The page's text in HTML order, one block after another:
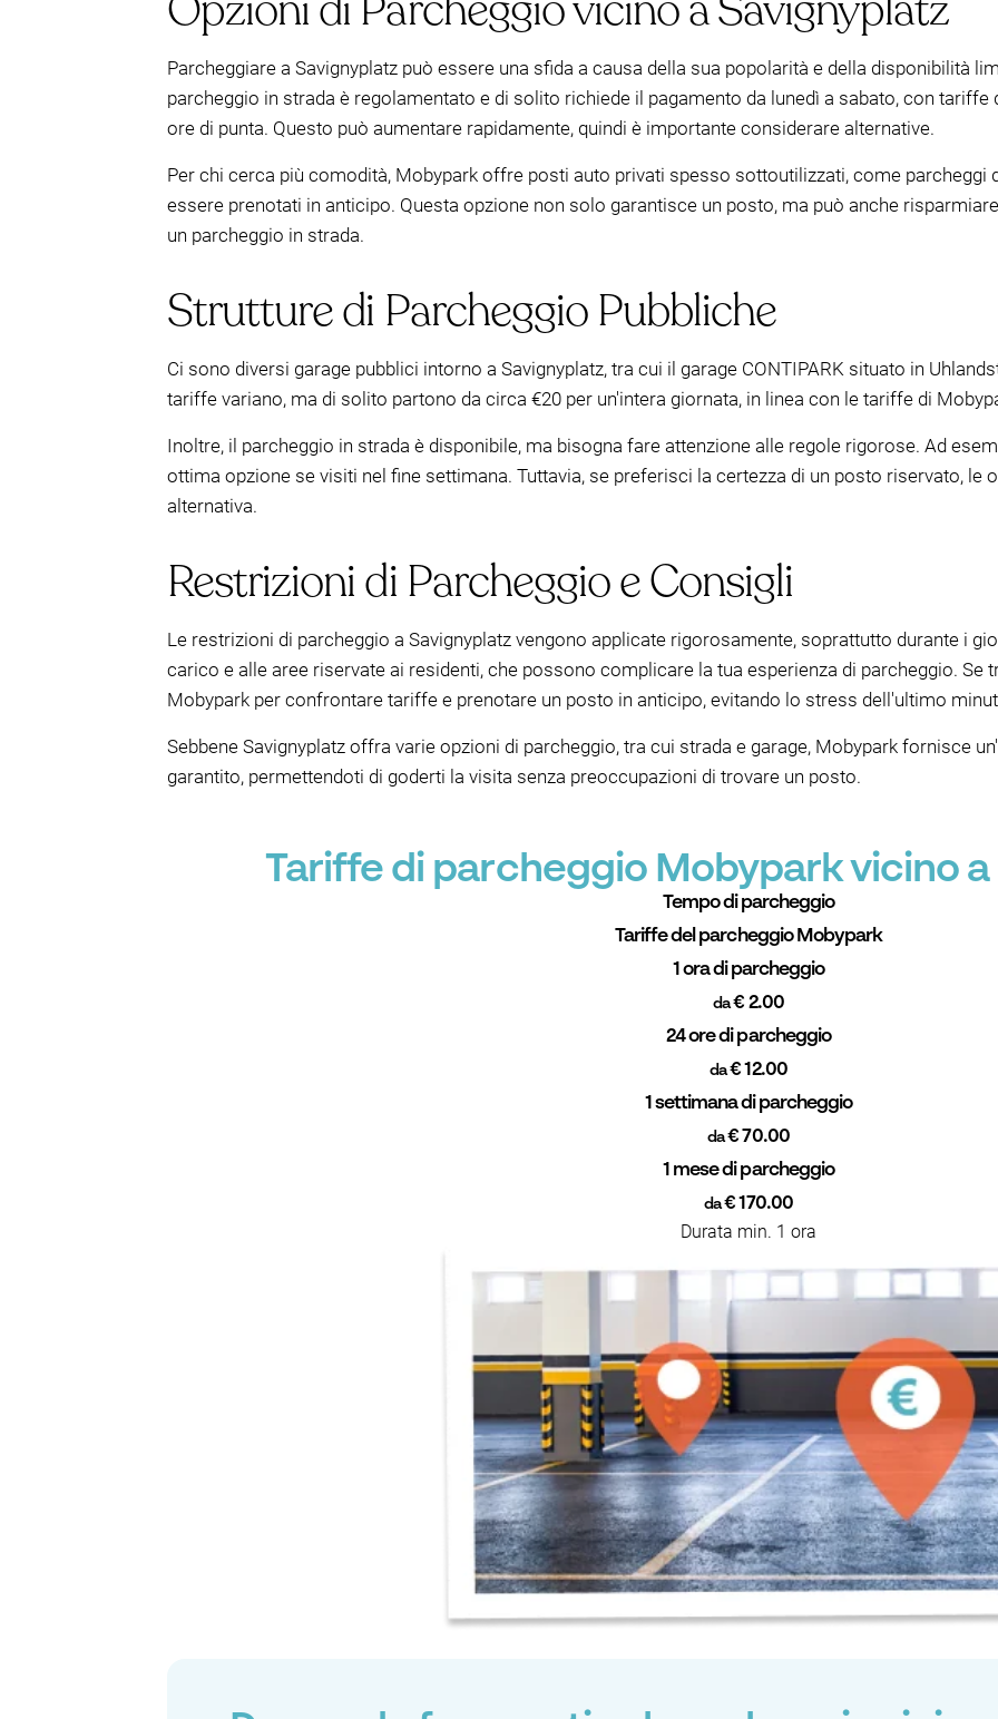
Parcheggiare a Savignyplatz può essere una sfida a causa della sua popolarità e della disponibilità
parcheggio in strada è regolamentato e di solito richiede il pagamento da lunedì a sabato, con tariffe
ore di punta. Questo può aumentare rapidamente, quindi è importante considerare alternative.
Per chi cerca più comodità, Mobypark offre posti auto privati spesso sottoutilizzati, come parcheggi
essere prenotati in anticipo. Questa opzione non solo garantisce un posto, ma può anche
un parcheggio in strada.
Strutture di Parcheggio Pubbliche
Ci sono diversi garage pubblici intorno a Savignyplatz, tra cui il garage CONTIPARK situato in
tariffe variano, ma di solito partono da circa €20 per un'intera giornata, in linea con le tariffe di
Inoltre, il parcheggio in strada è disponibile, ma bisogna fare attenzione alle regole rigorose. Ad
ottima opzione se visiti nel fine settimana. Tuttavia, se preferisci la certezza di un posto riservato, le
alternativa.
Restrizioni di Parcheggio e Consigli
Le restrizioni di parcheggio a Savignyplatz vengono applicate rigorosamente, soprattutto durante i
carico e alle aree riservate ai residenti, che possono complicare la tua esperienza di parcheggio. Se
Mobypark per confrontare tariffe e prenotare un posto in anticipo, evitando lo stress dell'ultimo
Sebbene Savignyplatz offra varie opzioni di parcheggio, tra cui strada e garage, Mobypark fornisce
garantito, permettendoti di goderti la visita senza preoccupazioni di trovare un posto.
Tariffe di parcheggio Mobypark vicino
Tempo di parcheggio
Tariffe del parcheggio Mobypark
1 ora di parcheggio
da€ 2.00
24 ore di parcheggio
da€ 12.00
1 settimana di parcheggio
da€ 70.00
1 mese di parcheggio
da€ 170.00
Durata min. 1 ora